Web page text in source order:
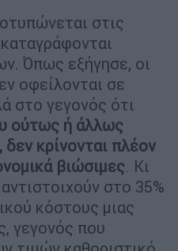
στις
Όπως εξήγησε, οι
οφείλονται σε
στο γεγονός ότι
ούτως ή άλλως
κρίνονται πλέον
βιώσιμες. Κι
στο 35%
κόστους μιας
γεγονός που